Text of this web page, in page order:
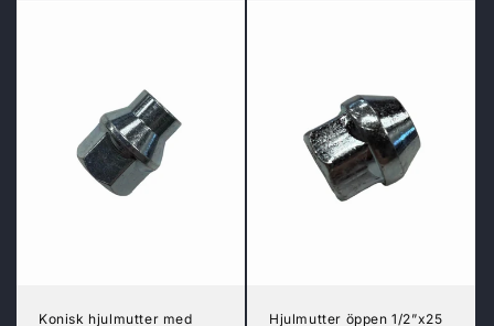
Konisk hjulmutter med Hjulmutter öppen 1/2”x25